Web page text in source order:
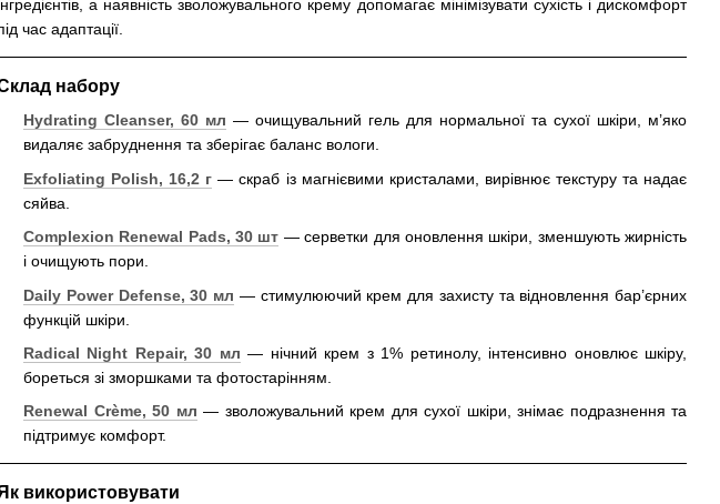
а наявність зволожувального крему допомагає мінімізувати сухість і дискомфорт
час адаптації.
набору
Hydrating Cleanser, 60 мл — очищувальний гель для нормальної та сухої шкіри, м’яко
видаляє забруднення та зберігає баланс вологи.
Exfoliating Polish, 16,2 г — скраб із магнієвими кристалами, вирівнює текстуру та надає
сяйва.
Complexion Renewal Pads, 30 шт — серветки для оновлення шкіри, зменшують жирність
і очищують пори.
Daily Power Defense, 30 мл — стимулюючий крем для захисту та відновлення бар’єрних
функцій шкіри.
Radical Night Repair, 30 мл — нічний крем з 1% ретинолу, інтенсивно оновлює шкіру,
бореться зі зморшками та фотостарінням.
Renewal Crème, 50 мл — зволожувальний крем для сухої шкіри, знімає подразнення та
підтримує комфорт.
використовувати